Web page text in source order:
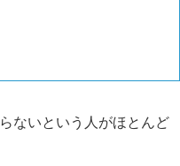
ないという人がほとんど